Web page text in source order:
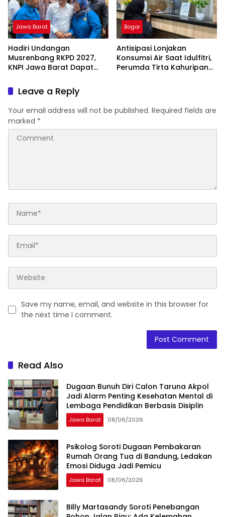
Jawa Barat
Hadiri Undangan
Musrenbang RKPD 2027,
KNPI Jawa Barat Dapat
Bogor
Antisipasi Lonjakan
Konsumsi Air Saat Idulfitri,
Perumda Tirta Kahuripan
Leave a Reply
Your email address will not be published. Required fields are
marked *
Save my name, email, and website in this browser for
the next time I comment.
Read Also
Dugaan Bunuh Diri Calon Taruna Akpol
Jadi Alarm Penting Kesehatan Mental di
Lembaga Pendidikan Berbasis Disiplin
Jawa Barat 08/06/2026
Psikolog Soroti Dugaan Pembakaran
Rumah Orang Tua di Bandung, Ledakan
Emosi Diduga Jadi Pemicu
Jawa Barat 08/06/2026
Billy Martasandy Soroti Penebangan